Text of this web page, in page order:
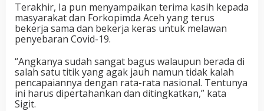
Terakhir, Ia pun menyampaikan terima kasih kepada
masyarakat dan Forkopimda Aceh yang terus
bekerja sama dan bekerja keras untuk melawan
penyebaran Covid-19.
“Angkanya sudah sangat bagus walaupun berada di
salah satu titik yang agak jauh namun tidak kalah
pencapaiannya dengan rata-rata nasional. Tentunya
ini harus dipertahankan dan ditingkatkan,” kata
Sigit.